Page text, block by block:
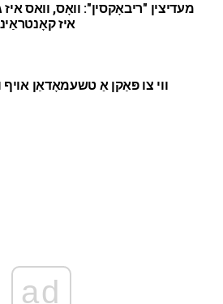
מעדיצין "ריבאָקסין": וואָס, וואס איז
איז
ווי צו פּאַקן אַ טשעמאָדאַן אויף
ad